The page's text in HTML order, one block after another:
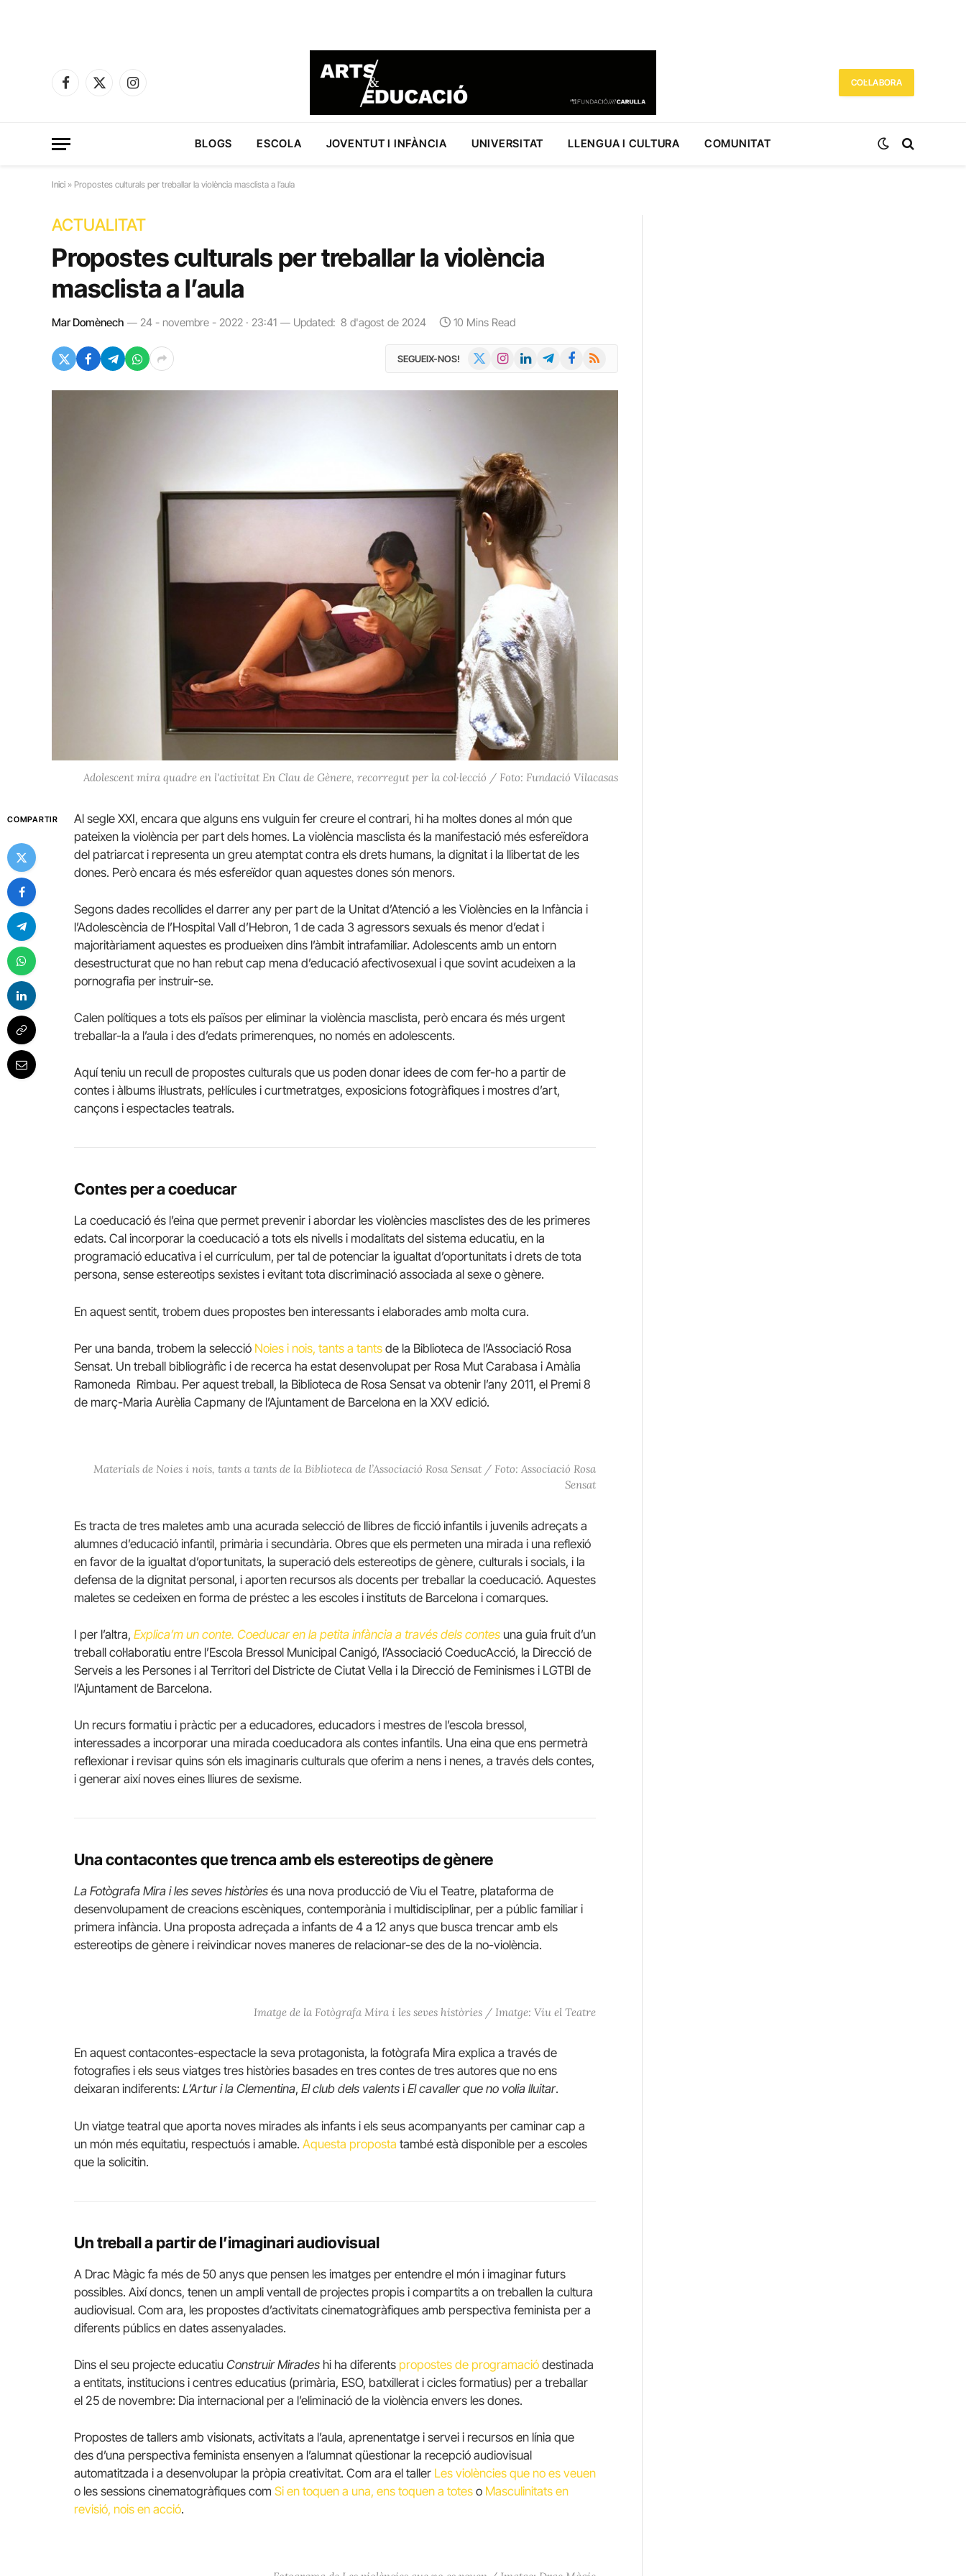
Facebook
X
Instagram
COL·LABORA
BLOGS ESCOLA JOVENTUT I INFÀNCIA UNIVERSITAT LLENGUA I CULTURA COMUNITAT
Inici » Propostes culturals per treballar la violència masclista a l’aula
ACTUALITAT
Propostes culturals per treballar la violència
masclista a l’aula
Mar Domènech 24 - novembre - 2022 · 23:41 Updated: 8 d'agost de 2024 10 Mins Read
SEGUEIX-NOS! InstagramLinkedInTelegramFacebook
RSS
Adolescent mira quadre en l'activitat En Clau de Gènere, recorregut per la col·lecció / Foto: Fundació Vilacasas
COMPARTIR
Al segle XXI, encara que alguns ens vulguin fer creure el contrari, hi ha moltes dones al món que
pateixen la violència per part dels homes. La violència masclista és la manifestació més esfereïdora
del patriarcat i representa un greu atemptat contra els drets humans, la dignitat i la llibertat de les
dones. Però encara és més esfereïdor quan aquestes dones són menors.
Segons dades recollides el darrer any per part de la Unitat d’Atenció a les Violències en la Infància i
l’Adolescència de l’Hospital Vall d’Hebron, 1 de cada 3 agressors sexuals és menor d’edat i
majoritàriament aquestes es produeixen dins l’àmbit intrafamiliar. Adolescents amb un entorn
desestructurat que no han rebut cap mena d’educació afectivosexual i que sovint acudeixen a la
pornografia per instruir-se.
Calen polítiques a tots els països per eliminar la violència masclista, però encara és més urgent
treballar-la a l’aula i des d’edats primerenques, no només en adolescents.
Aquí teniu un recull de propostes culturals que us poden donar idees de com fer-ho a partir de
contes i àlbums il·lustrats, pel·lícules i curtmetratges, exposicions fotogràfiques i mostres d’art,
cançons i espectacles teatrals.
Contes per a coeducar
La coeducació és l’eina que permet prevenir i abordar les violències masclistes des de les primeres
edats. Cal incorporar la coeducació a tots els nivells i modalitats del sistema educatiu, en la
programació educativa i el currículum, per tal de potenciar la igualtat d’oportunitats i drets de tota
persona, sense estereotips sexistes i evitant tota discriminació associada al sexe o gènere.
En aquest sentit, trobem dues propostes ben interessants i elaborades amb molta cura.
Per una banda, trobem la selecció Noies i nois, tants a tants de la Biblioteca de l’Associació Rosa
Sensat. Un treball bibliogràfic i de recerca ha estat desenvolupat per Rosa Mut Carabasa i Amàlia
Ramoneda Rimbau. Per aquest treball, la Biblioteca de Rosa Sensat va obtenir l’any 2011, el Premi 8
de març-Maria Aurèlia Capmany de l’Ajuntament de Barcelona en la XXV edició.
Materials de Noies i nois, tants a tants de la Biblioteca de l’Associació Rosa Sensat / Foto: Associació Rosa
Sensat
Es tracta de tres maletes amb una acurada selecció de llibres de ficció infantils i juvenils adreçats a
alumnes d’educació infantil, primària i secundària. Obres que els permeten una mirada i una reflexió
en favor de la igualtat d’oportunitats, la superació dels estereotips de gènere, culturals i socials, i la
defensa de la dignitat personal, i aporten recursos als docents per treballar la coeducació. Aquestes
maletes se cedeixen en forma de préstec a les escoles i instituts de Barcelona i comarques.
I per l’altra, Explica’m un conte. Coeducar en la petita infància a través dels contes una guia fruit d’un
treball col·laboratiu entre l’Escola Bressol Municipal Canigó, l’Associació CoeducAcció, la Direcció de
Serveis a les Persones i al Territori del Districte de Ciutat Vella i la Direcció de Feminismes i LGTBI de
l’Ajuntament de Barcelona.
Un recurs formatiu i pràctic per a educadores, educadors i mestres de l’escola bressol,
interessades a incorporar una mirada coeducadora als contes infantils. Una eina que ens permetrà
reflexionar i revisar quins són els imaginaris culturals que oferim a nens i nenes, a través dels contes,
i generar així noves eines lliures de sexisme.
Una contacontes que trenca amb els estereotips de gènere
La Fotògrafa Mira i les seves històries és una nova producció de Viu el Teatre, plataforma de
desenvolupament de creacions escèniques, contemporània i multidisciplinar, per a públic familiar i
primera infància. Una proposta adreçada a infants de 4 a 12 anys que busca trencar amb els
estereotips de gènere i reivindicar noves maneres de relacionar-se des de la no-violència.
Imatge de la Fotògrafa Mira i les seves històries / Imatge: Viu el Teatre
En aquest contacontes-espectacle la seva protagonista, la fotògrafa Mira explica a través de
fotografies i els seus viatges tres històries basades en tres contes de tres autores que no ens
deixaran indiferents: L’Artur i la Clementina, El club dels valents i El cavaller que no volia lluitar.
Un viatge teatral que aporta noves mirades als infants i els seus acompanyants per caminar cap a
un món més equitatiu, respectuós i amable. Aquesta proposta també està disponible per a escoles
que la solicitin.
Un treball a partir de l’imaginari audiovisual
A Drac Màgic fa més de 50 anys que pensen les imatges per entendre el món i imaginar futurs
possibles. Així doncs, tenen un ampli ventall de projectes propis i compartits a on treballen la cultura
audiovisual. Com ara, les propostes d’activitats cinematogràfiques amb perspectiva feminista per a
diferents públics en dates assenyalades.
Dins el seu projecte educatiu Construir Mirades hi ha diferents propostes de programació destinada
a entitats, institucions i centres educatius (primària, ESO, batxillerat i cicles formatius) per a treballar
el 25 de novembre: Dia internacional per a l’eliminació de la violència envers les dones.
Propostes de tallers amb visionats, activitats a l’aula, aprenentatge i servei i recursos en línia que
des d’una perspectiva feminista ensenyen a l’alumnat qüestionar la recepció audiovisual
automatitzada i a desenvolupar la pròpia creativitat. Com ara el taller Les violències que no es veuen
o les sessions cinematogràfiques com Si en toquen a una, ens toquen a totes o Masculinitats en
revisió, nois en acció.